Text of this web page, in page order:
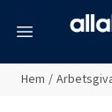
Hem /